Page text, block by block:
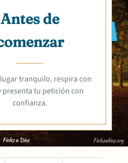
Antes de
tranquilo, respira con
presenta tu petición con
confianza.